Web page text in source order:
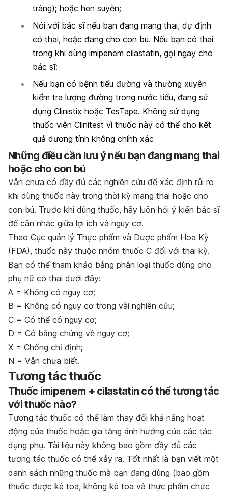
tràng); hoặc hen suyễn;
Nói với bác sĩ nếu bạn đang mang thai, dự định
có thai, hoặc đang cho con bú. Nếu bạn có thai
trong khi dùng imipenem cilastatin, gọi ngay cho
bác sĩ;
Nếu bạn có bệnh tiểu đường và thường xuyên
kiểm tra lượng đường trong nước tiểu, đang sử
dụng Clinistix hoặc TesTape. Không sử dụng
thuốc viên Clinitest vì thuốc này có thể cho kết
quả dương tính không chính xác
Những điều cần lưu ý nếu bạn đang mang thai
hoặc cho con bú
Vẫn chưa có đầy đủ các nghiên cứu để xác định rủi ro
khi dùng thuốc này trong thời kỳ mang thai hoặc cho
con bú. Trước khi dùng thuốc, hãy luôn hỏi ý kiến bác sĩ
để cân nhắc giữa lợi ích và nguy cơ.
Theo Cục quản lý Thực phẩm và Dược phẩm Hoa Kỳ
(FDA), thuốc này thuộc nhóm thuốc C đối với thai kỳ.
Bạn có thể tham khảo bảng phân loại thuốc dùng cho
phụ nữ có thai dưới đây:
A = Không có nguy cơ;
B = Không có nguy cơ trong vài nghiên cứu;
C = Có thể có nguy cơ;
D = Có bằng chứng về nguy cơ;
X = Chống chỉ định;
N = Vẫn chưa biết.
Tương tác thuốc
Thuốc imipenem + cilastatin có thể tương tác
với thuốc nào?
Tương tác thuốc có thể làm thay đổi khả năng hoạt
động của thuốc hoặc gia tăng ảnh hưởng của các tác
dụng phụ. Tài liệu này không bao gồm đầy đủ các
tương tác thuốc có thể xảy ra. Tốt nhất là bạn viết một
danh sách những thuốc mà bạn đang dùng (bao gồm
thuốc được kê toa, không kê toa và thực phẩm chức